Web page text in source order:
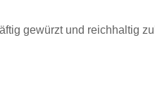
gewürzt und reichhaltig